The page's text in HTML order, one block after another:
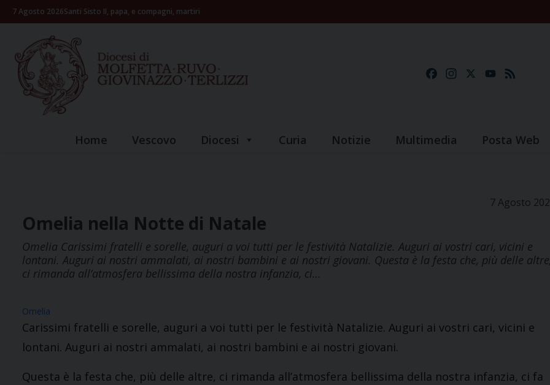
Skip7 Agosto 2026Santi Sisto II, papa, e compagni, martiri
FacebookInstagramYouTube
Home Vescovo Diocesi Curia Notizie Multimedia Posta Web
7 Agosto
Omelia nella Notte di Natale
Omelia Carissimi fratelli e sorelle, auguri a voi tutti per le festività Natalizie. Auguri ai vostri cari, vicini e
lontani. Auguri ai nostri ammalati, ai nostri bambini e ai nostri giovani. Questa è la festa che, più delle altre,
ci rimanda all’atmosfera bellissima della nostra infanzia, ci…
Omelia
Carissimi fratelli e sorelle, auguri a voi tutti per le festività Natalizie. Auguri ai vostri cari, vicini e
lontani. Auguri ai nostri ammalati, ai nostri bambini e ai nostri giovani.
Questa è la festa che, più delle altre, ci rimanda all’atmosfera bellissima della nostra infanzia, ci fa